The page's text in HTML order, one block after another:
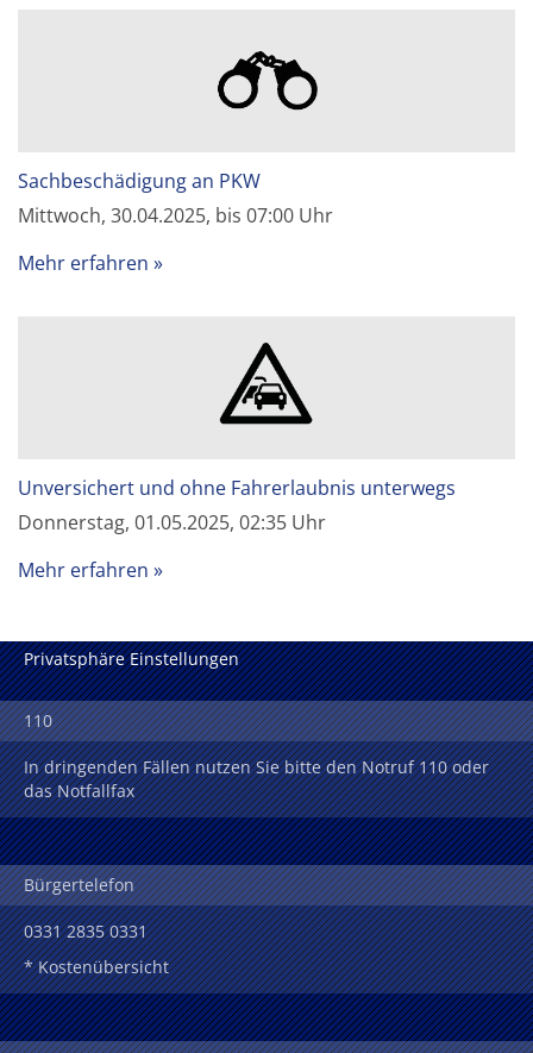
Sachbeschädigung an PKW
Mittwoch, 30.04.2025, bis 07:00 Uhr
Mehr erfahren
Unversichert und ohne Fahrerlaubnis unterwegs
Donnerstag, 01.05.2025, 02:35 Uhr
Mehr erfahren
Privatsphäre Einstellungen
110
In dringenden Fällen nutzen Sie bitte den Notruf 110 oder
das Notfallfax
Bürgertelefon
0331 2835 0331
* Kostenübersicht